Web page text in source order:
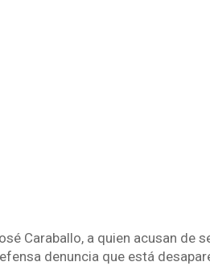
Caraballo, a quien acusan de
denuncia que está